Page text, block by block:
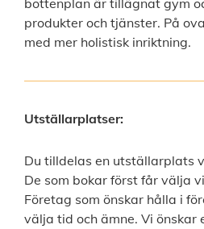
bottenplan är tillägnat gym
produkter och tjänster. På
med mer holistisk inriktning.
Utställarplatser:
Du tilldelas en utställarplats
De som bokar först får välja
Företag som önskar hålla i
välja tid och ämne. Vi önskar